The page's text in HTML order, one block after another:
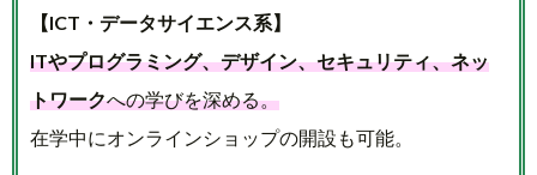
【ICT・データサイエンス系】
ITやプログラミング、デザイン、セキュリティ、ネッ
トワークへの学びを深める。
在学中にオンラインショップの開設も可能。